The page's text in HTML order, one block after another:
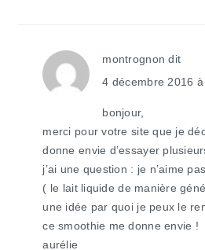
montrognon dit
4 décembre 2016 à
bonjour,
merci pour votre site que je
donne envie d’essayer
j’ai une question : je n’aime
( le lait liquide de manière
une idée par quoi je peux le
ce smoothie me donne envie !
aurélie